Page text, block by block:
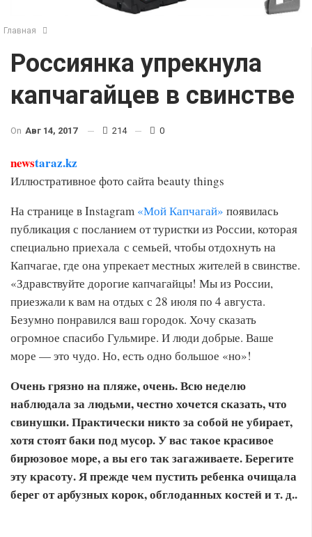
Главная
Россиянка упрекнула
капчагайцев в свинстве
On Авг 14, 2017 214 0
newstaraz.kz
Иллюстративное фото сайта beauty things
На странице в Instagram «Мой Капчагай» появилась
публикация с посланием от туристки из России, которая
специально приехала с семьей, чтобы отдохнуть на
Капчагае, где она упрекает местных жителей в свинстве.
«Здравствуйте дорогие капчагайцы! Мы из России,
приезжали к вам на отдых с 28 июля по 4 августа.
Безумно понравился ваш городок. Хочу сказать
огромное спасибо Гульмире. И люди добрые. Ваше
море — это чудо. Но, есть одно большое «но»!
Очень грязно на пляже, очень. Всю неделю
наблюдала за людьми, честно хочется сказать, что
свинушки. Практически никто за собой не убирает,
хотя стоят баки под мусор. У вас такое красивое
бирюзовое море, а вы его так загаживаете. Берегите
эту красоту. Я прежде чем пустить ребенка очищала
берег от арбузных корок, обглоданных костей и т. д..